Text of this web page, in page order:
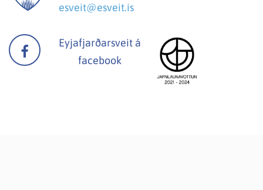
esveit@esveit.is
Eyjafjarðarsveit á
facebook